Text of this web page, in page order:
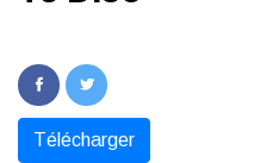
Télécharger